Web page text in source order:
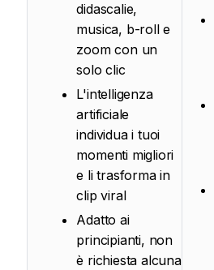
didascalie,
musica, b-roll e
zoom con un
solo clic
L'intelligenza
artificiale
individua i tuoi
momenti migliori
e li trasforma in
clip viral
Adatto ai
principianti, non
è richiesta alcuna